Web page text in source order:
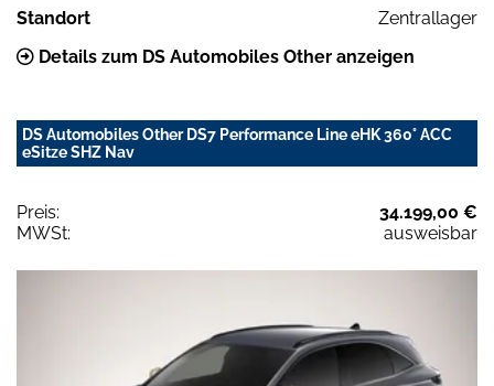
Standort
Zentrallager
Details zum DS Automobiles Other anzeigen
DS Automobiles Other DS7 Performance Line eHK 360° ACC
eSitze SHZ Nav
Preis:
34.199,00 €
MWSt:
ausweisbar